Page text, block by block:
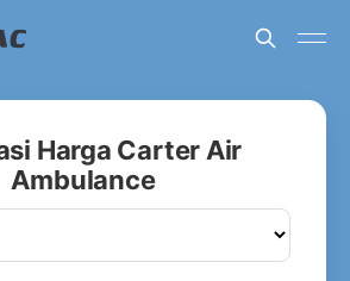
Harga Carter Air
Ambulance